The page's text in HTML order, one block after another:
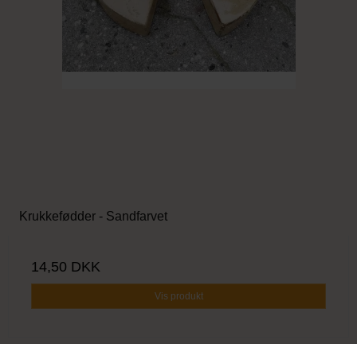
Krukkefødder - Sandfarvet
14,50 DKK
Vis produkt